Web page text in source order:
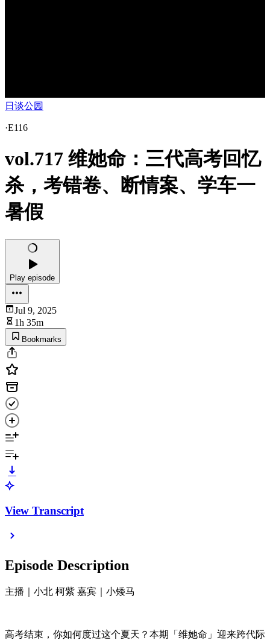
日谈公园
·E116
vol.717 维她命：三代高考回忆
杀，考错卷、断情案、学车一
暑假
Play episode
Jul 9, 2025
1h 35m
Bookmarks
View Transcript
Episode Description
主播｜小北 柯紫 嘉宾｜小矮马
高考结束，你如何度过这个夏天？本期「维她命」迎来跨代际